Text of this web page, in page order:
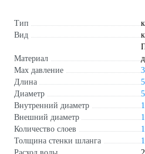
Тип
Вид
Материал
Max давление
Длина
Диаметр
Внутренний диаметр
Внешний диаметр
Количество слоев
Толщина стенки шланга